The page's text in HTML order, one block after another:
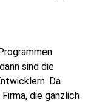
sind die
Da
die gänzlich